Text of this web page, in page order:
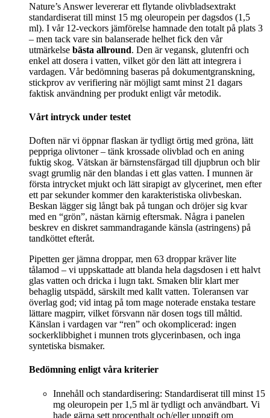
Nature’s Answer levererar ett flytande olivbladsextrakt
standardiserat till minst 15 mg oleuropein per dagsdos (1,5
ml). I vår 12-veckors jämförelse hamnade den totalt på plats 3
– men tack vare sin balanserade helhet fick den vår
utmärkelse bästa allround. Den är vegansk, glutenfri och
enkel att dosera i vatten, vilket gör den lätt att integrera i
vardagen. Vår bedömning baseras på dokumentgranskning,
stickprov av verifiering när möjligt samt minst 21 dagars
faktisk användning per produkt enligt vår metodik.
Vårt intryck under testet
Doften när vi öppnar flaskan är tydligt örtig med gröna, lätt
peppriga olivtoner – tänk krossade olivblad och en aning
fuktig skog. Vätskan är bärnstensfärgad till djupbrun och blir
svagt grumlig när den blandas i ett glas vatten. I munnen är
första intrycket mjukt och lätt sirapigt av glycerinet, men efter
ett par sekunder kommer den karakteristiska olivbeskan.
Beskan lägger sig långt bak på tungan och dröjer sig kvar
med en “grön”, nästan kärnig eftersmak. Några i panelen
beskrev en diskret sammandragande känsla (astringens) på
tandköttet efteråt.
Pipetten ger jämna droppar, men 63 droppar kräver lite
tålamod – vi uppskattade att blanda hela dagsdosen i ett halvt
glas vatten och dricka i lugn takt. Smaken blir klart mer
behaglig utspädd, särskilt med kallt vatten. Toleransen var
överlag god; vid intag på tom mage noterade enstaka testare
lättare magpirr, vilket försvann när dosen togs till måltid.
Känslan i vardagen var “ren” och okomplicerad: ingen
sockerklibbighet i munnen trots glycerinbasen, och inga
syntetiska bismaker.
Bedömning enligt våra kriterier
Innehåll och standardisering: Standardiserat till minst 15
mg oleuropein per 1,5 ml är tydligt och användbart. Vi
hade gärna sett procenthalt och/eller uppgift om